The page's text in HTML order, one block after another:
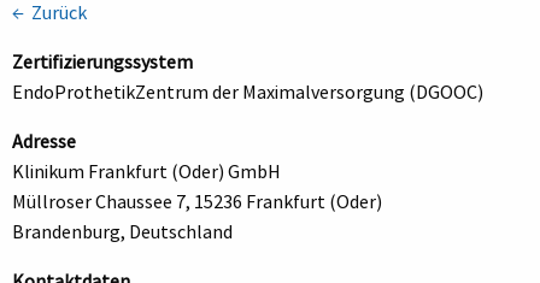
← Zurück
Zertifizierungssystem
EndoProthetikZentrum der Maximalversorgung (DGOOC)
Adresse
Klinikum Frankfurt (Oder) GmbH
Müllroser Chaussee 7, 15236 Frankfurt (Oder)
Brandenburg, Deutschland